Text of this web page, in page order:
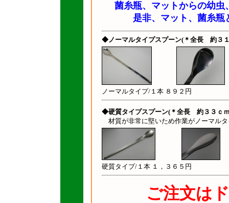
菌糸瓶、マットからの幼
是非、マット、菌糸瓶
◆ノーマルタイプスプーン(＊全長 約３
ノーマルタイプ/１本 ８９２円
◆硬質タイプスプーン(＊全長 約３３ｃ
材質が非常に堅いため作業がノーマル
硬質タイプ/１本 １，３６５円
ご注文は